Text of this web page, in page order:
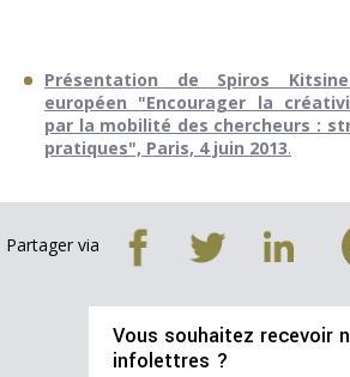
Présentation de Spiros
européen "Encourager la
par la mobilité des chercheurs :
pratiques", Paris, 4 juin 2013.
Partager via
Vous souhaitez recevoir
infolettres ?